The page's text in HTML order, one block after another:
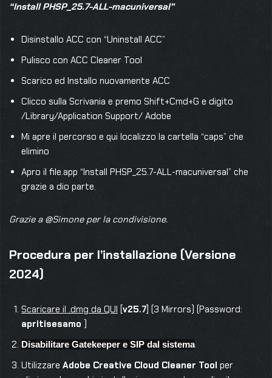
“Install PHSP_25.7-ALL-macuniversal”
Disinstallo ACC con “Uninstall ACC”
Pulisco con ACC Cleaner Tool
Scarico ed Installo nuovamente ACC
Clicco sulla Scrivania e premo Shift+Cmd+G e digito
/Library/Application Support/ Adobe
Mi apre il percorso e qui localizzo la cartella “caps” che
elimino
Apro il file.app “Install PHSP_25.7-ALL-macuniversal” che
grazie a dio parte.
Grazie a @Simone per la condivisione.
Procedura per l’installazione (Versione
2024)
Scaricare il .dmg da QUI [v25.7] (3 Mirrors) (Password:
apritisesamo )
Disabilitare Gatekeeper e SIP dal sistema
Utilizzare Adobe Creative Cloud Cleaner Tool per